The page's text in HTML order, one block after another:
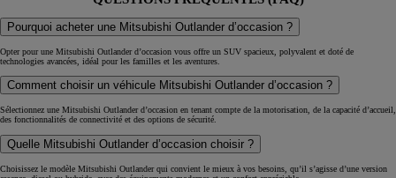
Pourquoi acheter une Mitsubishi Outlander d’occasion ?
Opter pour une Mitsubishi Outlander d’occasion vous offre un SUV spacieux, polyvalent et doté de
technologies avancées, idéal pour les familles et les aventures.
Comment choisir un véhicule Mitsubishi Outlander d’occasion ?
Sélectionnez une Mitsubishi Outlander d’occasion en tenant compte de la motorisation, de la capacité d’accueil,
des fonctionnalités de connectivité et des options de sécurité.
Quelle Mitsubishi Outlander d’occasion choisir ?
Choisissez le modèle Mitsubishi Outlander qui convient le mieux à vos besoins, qu’il s’agisse d’une version